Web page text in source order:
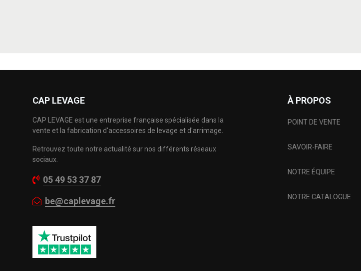
CAP LEVAGE
CAP LEVAGE est une entreprise française spécialisée dans la
vente et la fabrication d'accessoires de levage et d'arrimage.
Retrouvez toute notre actualité sur nos différents réseaux
sociaux.
05 49 53 37 87
be@caplevage.fr
À PROPOS
POINT DE VENTE
SAVOIR-FAIRE
NOTRE ÉQUIPE
NOTRE CATALOGUE